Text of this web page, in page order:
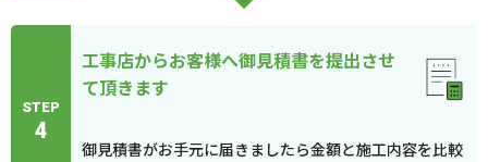
STEP
4
工事店からお客様へ御見積書を提出させ
て頂きます
御見積書がお手元に届きましたら金額と施工内容を比較